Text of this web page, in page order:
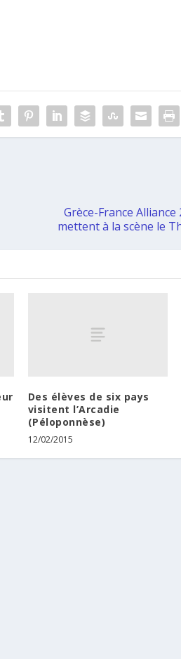
Grèce-France
mettent à la scène le
Des élèves de six pays
visitent l’Arcadie
(Péloponnèse)
12/02/2015